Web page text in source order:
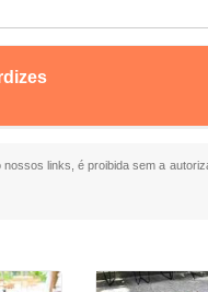
links, é proibida sem a